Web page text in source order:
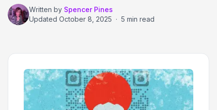
Written by Spencer Pines
Updated October 8, 2025 · 5 min read